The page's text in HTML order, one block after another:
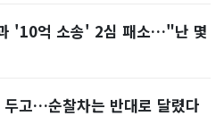
'10억 소송' 2심 패소…"난 몇
고…순찰차는 반대로 달렸다